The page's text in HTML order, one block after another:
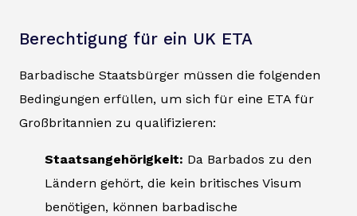
Berechtigung für ein UK ETA
Barbadische Staatsbürger müssen die folgenden
Bedingungen erfüllen, um sich für eine ETA für
Großbritannien zu qualifizieren:
Staatsangehörigkeit: Da Barbados zu den
Ländern gehört, die kein britisches Visum
benötigen, können barbadische